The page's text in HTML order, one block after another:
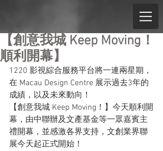
【創意我城 Keep Moving！
順利開幕】
1220 影視綜合服務平台將一連兩星期，
在 Macau Design Centre 展示過去3年的
成績，以及未來動向！
【創意我城 Keep Moving！】今天順利開
幕，由中聯辦及文產基金等一眾嘉賓主
禮開幕，並感激各界支持，文創業界聯
展今天起正式開始！